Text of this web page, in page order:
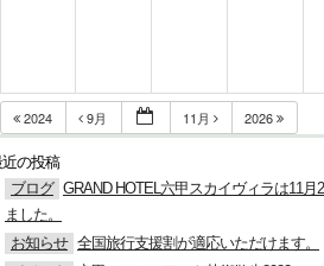
2024 9月 11月 2026
の投稿
ブログ GRAND HOTEL六甲スカイヴィラは11
ました。
お知らせ 全国旅行支援割が適応いただけます。